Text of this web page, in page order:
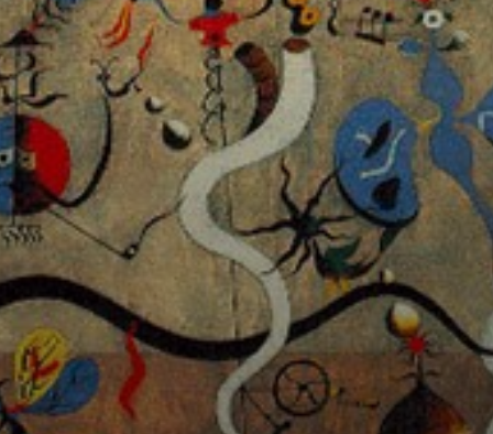
Em 1919, Miró
viajou para Paris,
onde conheceu
Pablo Picasso e se
juntou ao
movimento
Surrealista.